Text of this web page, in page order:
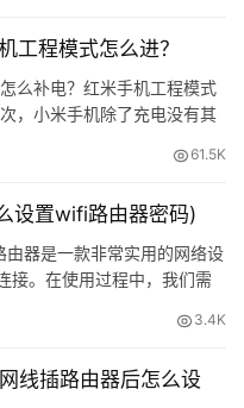
工程模式怎么进？
么补电？红米手机工程模式
，小米手机除了充电没有其
61.5K
设置wifi路由器密码)
由器是一款非常实用的网络设
接。在使用过程中，我们需
3.4K
线插路由器后怎么设